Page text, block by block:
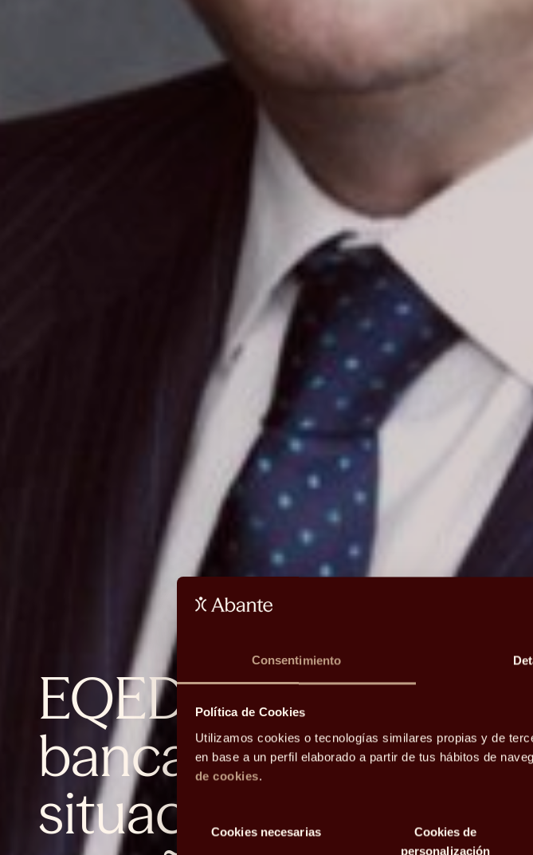
Consentimiento
Política de Cookies
Utilizamos cookies o tecnologías similares propias y de
en base a un perfil elaborado a partir de tus hábitos de
de cookies.
de
consentimiento
Cookies necesarias
Cookies de
personalización
EQED: resultados de
banca española,
situación del